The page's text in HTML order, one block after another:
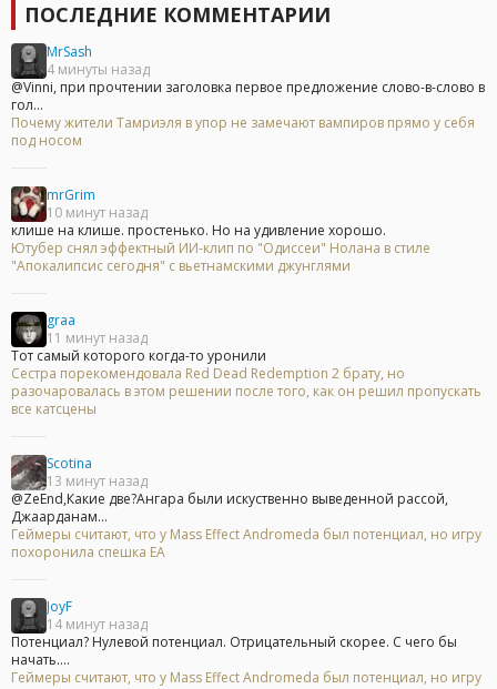
ПОСЛЕДНИЕ КОММЕНТАРИИ
MrSash
4 минуты назад
@Vinni, при прочтении заголовка первое предложение слово-в-слово в
гол...
Почему жители Тамриэля в упор не замечают вампиров прямо у себя
под носом
mrGrim
10 минут назад
клише на клише. простенько. Но на удивление хорошо.
Ютубер снял эффектный ИИ-клип по "Одиссеи" Нолана в стиле
"Апокалипсис сегодня" с вьетнамскими джунглями
graa
11 минут назад
Тот самый которого когда-то уронили
Сестра порекомендовала Red Dead Redemption 2 брату, но
разочаровалась в этом решении после того, как он решил пропускать
все катсцены
Scotina
13 минут назад
@ZeEnd,Какие две?Ангара были искуственно выведенной рассой,
Джаарданам...
Геймеры считают, что у Mass Effect Andromeda был потенциал, но игру
похоронила спешка EA
JoyF
14 минут назад
Потенциал? Нулевой потенциал. Отрицательный скорее. С чего бы
начать....
Геймеры считают, что у Mass Effect Andromeda был потенциал, но игру